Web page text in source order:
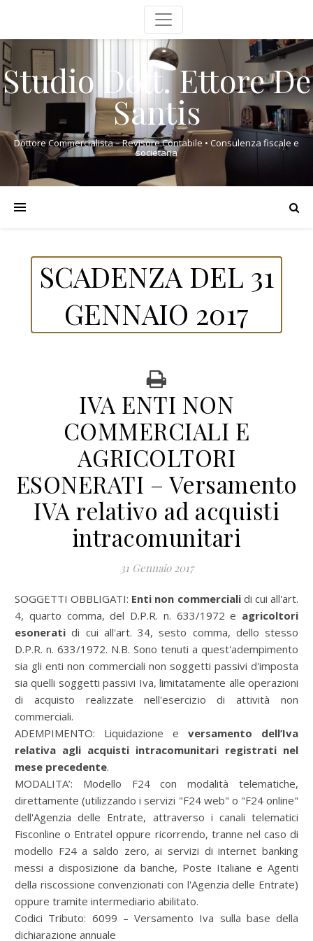
Studio Dott. Ettore De
Santis
Dottore Commercialista – Revisore Contabile • Consulenza fiscale e
societaria
SCADENZA DEL 31
GENNAIO 2017
IVA ENTI NON
COMMERCIALI E
AGRICOLTORI
ESONERATI – Versamento
IVA relativo ad acquisti
intracomunitari
31 Gennaio 2017
SOGGETTI OBBLIGATI: Enti non commerciali di cui all'art.
4, quarto comma, del D.P.R. n. 633/1972 e agricoltori
esonerati di cui all'art. 34, sesto comma, dello stesso
D.P.R. n. 633/1972. N.B. Sono tenuti a quest'adempimento
sia gli enti non commerciali non soggetti passivi d'imposta
sia quelli soggetti passivi Iva, limitatamente alle operazioni
di acquisto realizzate nell'esercizio di attività non
commerciali.
ADEMPIMENTO: Liquidazione e versamento dell’Iva
relativa agli acquisti intracomunitari registrati nel
mese precedente.
MODALITA’: Modello F24 con modalità telematiche,
direttamente (utilizzando i servizi "F24 web" o "F24 online"
dell'Agenzia delle Entrate, attraverso i canali telematici
Fisconline o Entratel oppure ricorrendo, tranne nel caso di
modello F24 a saldo zero, ai servizi di internet banking
messi a disposizione da banche, Poste Italiane e Agenti
della riscossione convenzionati con l'Agenzia delle Entrate)
oppure tramite intermediario abilitato.
Codici Tributo: 6099 – Versamento Iva sulla base della
dichiarazione annuale